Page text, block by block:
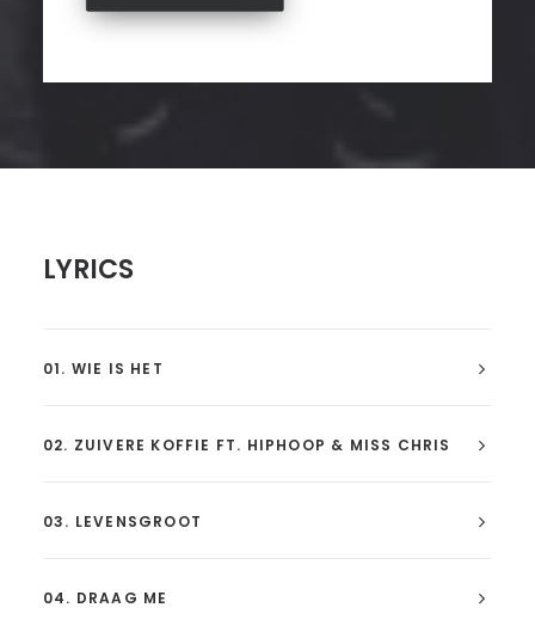
LYRICS
01. WIE IS HET
02. ZUIVERE KOFFIE FT. HIPHOOP & MISS CHRIS
03. LEVENSGROOT
04. DRAAG ME